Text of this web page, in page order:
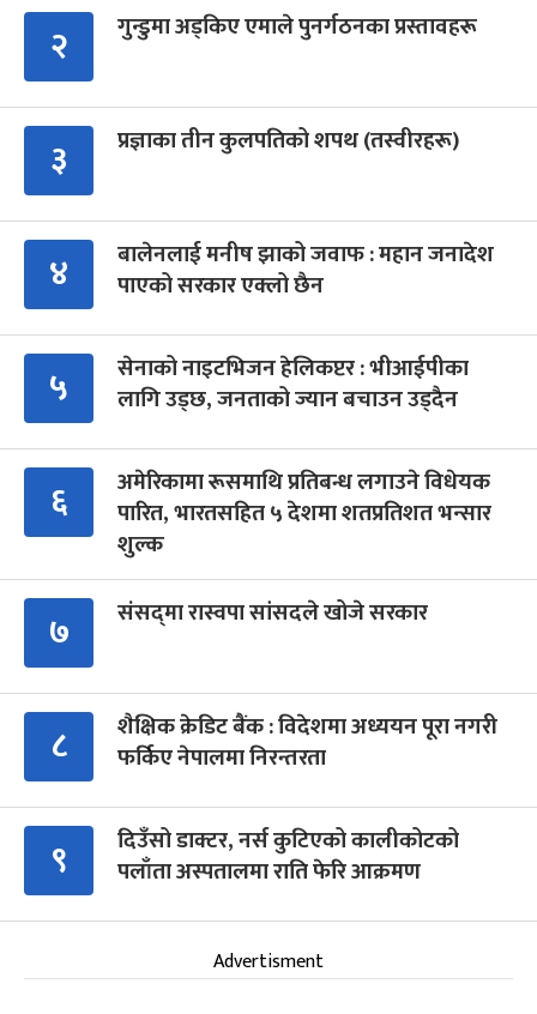
२ गुन्डुमा अड्किए एमाले पुनर्गठनका प्रस्तावहरू
३ प्रज्ञाका तीन कुलपतिको शपथ (तस्वीरहरू)
४
बालेनलाई मनीष झाको जवाफ : महान जनादेश
पाएको सरकार एक्लो छैन
५
सेनाको नाइटभिजन हेलिकप्टर : भीआईपीका
लागि उड्छ, जनताको ज्यान बचाउन उड्दैन
६
अमेरिकामा रूसमाथि प्रतिबन्ध लगाउने विधेयक
पारित, भारतसहित ५ देशमा शतप्रतिशत भन्सार
शुल्क
७ संसद्‍मा रास्वपा सांसदले खोजे सरकार
८
शैक्षिक क्रेडिट बैंक : विदेशमा अध्ययन पूरा नगरी
फर्किए नेपालमा निरन्तरता
९
दिउँसो डाक्टर, नर्स कुटिएको कालीकोटको
पलाँता अस्पतालमा राति फेरि आक्रमण
Advertisment